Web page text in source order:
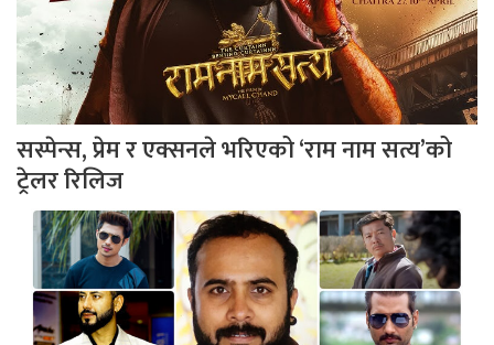
सस्पेन्स, प्रेम र एक्सनले भरिएको ‘राम नाम सत्य’को
ट्रेलर रिलिज